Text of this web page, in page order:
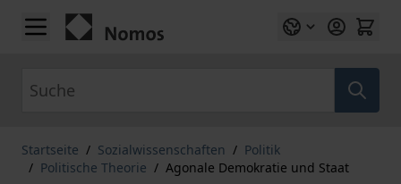
Zum Inhalt springen
Startseite / Sozialwissenschaften / Politik
/ Politische Theorie / Agonale Demokratie und Staat